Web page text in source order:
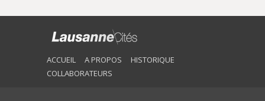
ACCUEIL A PROPOS
HISTORIQUE
COLLABORATEURS